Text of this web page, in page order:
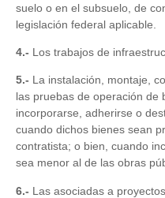
suelo o en el subsuelo, de
legislación federal aplicable.
4.- Los trabajos de
5.- La instalación, montaje,
las pruebas de operación de
incorporarse, adherirse o
cuando dichos bienes sean
contratista; o bien, cuando
sea menor al de las obras
6.- Las asociadas a